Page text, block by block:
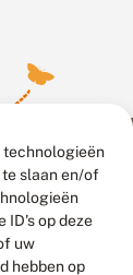
technologieën
slaan en/of
ID's op deze
uw
hebben op
door